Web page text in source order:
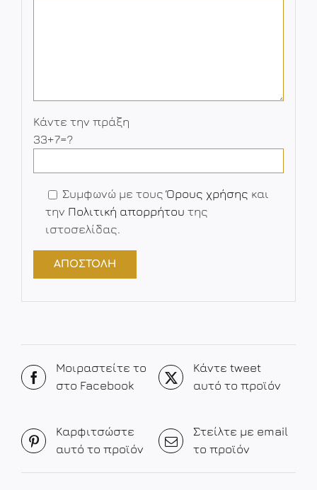
Κάντε την πράξη
33+7=?
Συμφωνώ με τουςΌρους χρήσης και
την Πολιτική απορρήτου της
ιστοσελίδας.
Μοιραστείτε το
στο Facebook
Κάντε tweet
αυτό το προϊόν
Καρφιτσώστε
αυτό το προϊόν
Στείλτε με email
το προϊόν